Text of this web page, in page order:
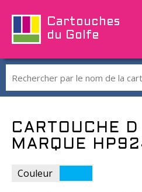
Cartouches
du Golfe
CARTOUCHE
MARQUE
Couleur